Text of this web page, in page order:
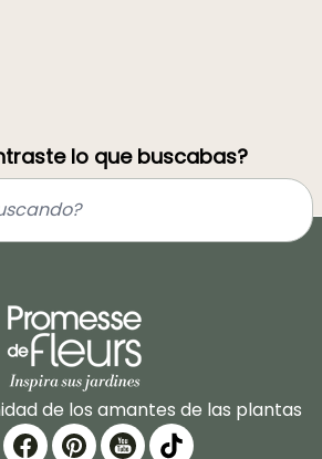
lo que buscabas?
de los amantes de las plantas